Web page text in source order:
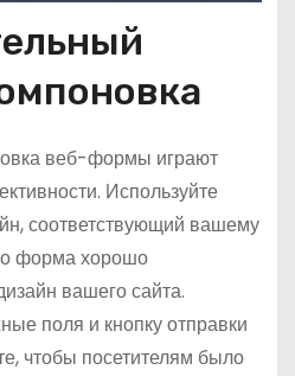
веб-формы играют
Используйте
соответствующий вашему
форма хорошо
вашего сайта.
поля и кнопку отправки
чтобы посетителям было